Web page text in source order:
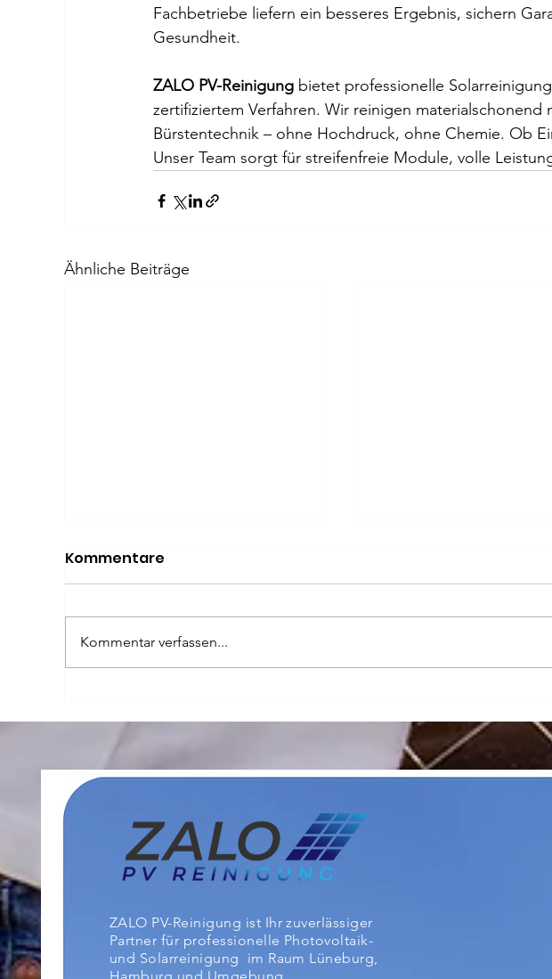
Fachbetriebe liefern ein besseres Ergebnis, sichern
Gesundheit.
ZALO PV-Reinigung bietet professionelle
zertifiziertem Verfahren. Wir reinigen materialschonend
Bürstentechnik – ohne Hochdruck, ohne Chemie. Ob
Unser Team sorgt für streifenfreie Module, volle
Ähnliche Beiträge
Reinigungsmethoden:
Roboter und neue
Technologien für
Photovoltaik-
"Regen reicht doch,
oder?"
Kommentare
Kommentar verfassen...
ZALO PV-Reinigung ist Ihr zuverlässiger
Partner für professionelle Photovoltaik-
und Solarreinigung im Raum Lüneburg,